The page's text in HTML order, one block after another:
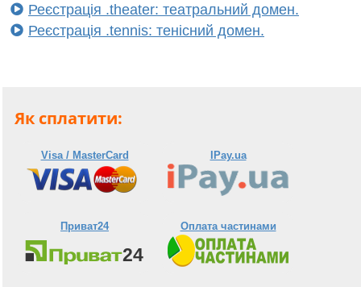
Реєстрація .theater: театральний домен.
Реєстрація .tennis: тенісний домен.
Як сплатити:
Visa / MasterCard IPay.ua
Приват24 Оплата частинами